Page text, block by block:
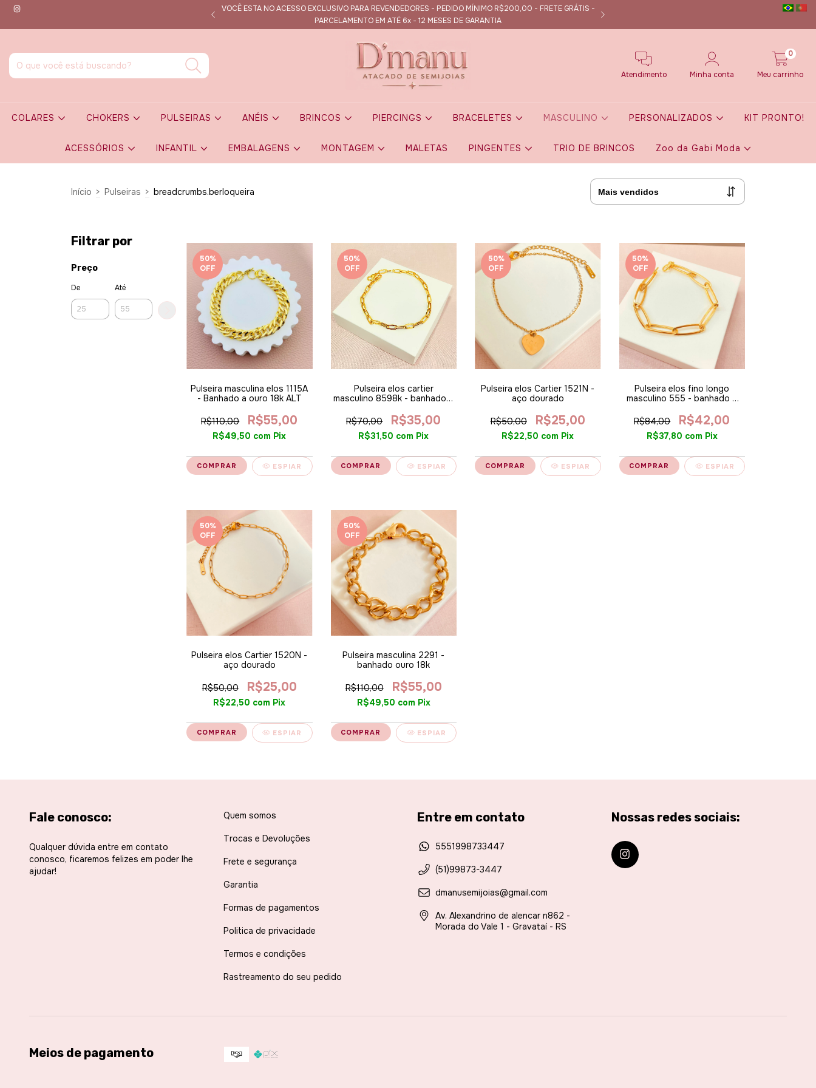
por dentro de todas as novidades em tempo real!
VOCÊ ESTA NO ACESSO EXCLUSIVO PARA REVENDEDORES - PEDIDO MÍNIMO R$200,00 - FRETE GRÁTIS -
PARCELAMENTO EM ATÉ 6x - 12 MESES DE GARANTIA
Nos siga no instagram @dmanuoficial e fique por
Atendimento Minha conta Meu carrinho
0
COLARES CHOKERS PULSEIRAS ANÉIS BRINCOS PIERCINGS BRACELETES MASCULINO PERSONALIZADOS KIT PRONTO!
ACESSÓRIOS INFANTIL EMBALAGENS MONTAGEM MALETAS PINGENTES TRIO DE BRINCOS Zoo da Gabi Moda
Início > Pulseiras > breadcrumbs.berloqueira
Filtrar por
Preço
De Até
50%
OFF
Pulseira masculina elos 1115A
- Banhado a ouro 18k ALT
R$110,00 R$55,00
R$49,50 com Pix
ESPIAR
50%
OFF
Pulseira elos cartier
masculino 8598k - banhado a
R$70,00
R$35,00
R$31,50 com Pix
ESPIAR
50%
OFF
Pulseira elos Cartier 1521N -
aço dourado
R$50,00 R$25,00
R$22,50 com Pix
ESPIAR
50%
OFF
Pulseira elos fino longo
masculino 555 - banhado a
R$84,00
R$42,00
R$37,80 com Pix
ESPIAR
50%
OFF
Pulseira elos Cartier 1520N -
aço dourado
R$50,00 R$25,00
R$22,50 com Pix
ESPIAR
50%
OFF
Pulseira masculina 2291 -
banhado ouro 18k
R$110,00 R$55,00
R$49,50 com Pix
ESPIAR
Fale conosco:
Qualquer dúvida entre em contato
conosco, ficaremos felizes em poder lhe
ajudar!
Quem somos
Trocas e Devoluções
Frete e segurança
Garantia
Formas de pagamentos
Politica de privacidade
Termos e condições
Rastreamento do seu pedido
Entre em contato
5551998733447
(51)99873-3447
dmanusemijoias@gmail.com
Av. Alexandrino de alencar n862 -
Morada do Vale 1 - Gravataí - RS
Nossas redes sociais:
Meios de pagamento